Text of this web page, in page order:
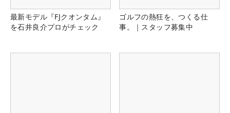
最新モデル『FJクオンタム』
を石井良介プロがチェック
ゴルフの熱狂を、つくる仕
事。｜スタッフ募集中